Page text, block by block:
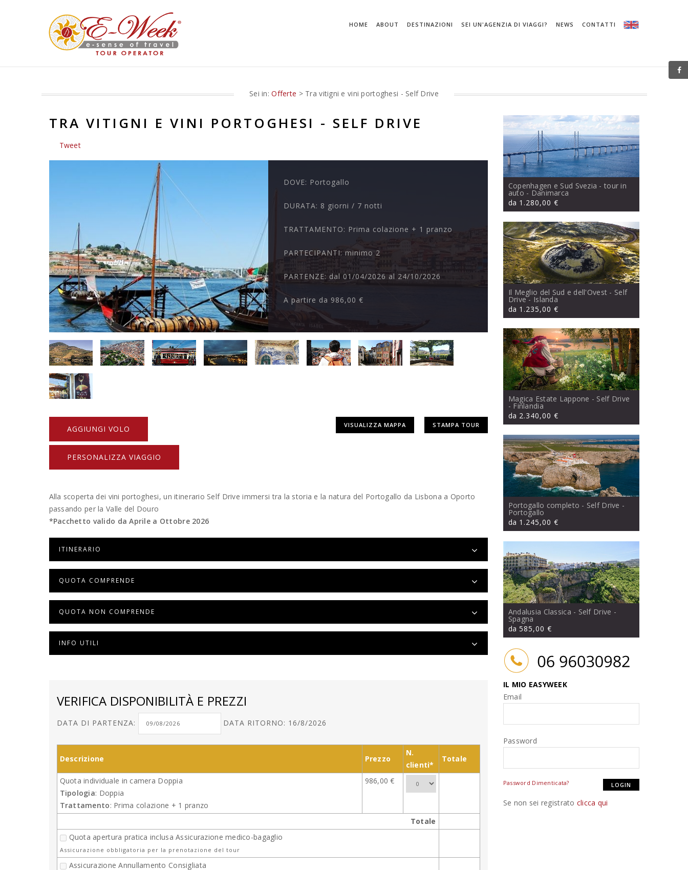
HOME ABOUT DESTINAZIONI SEI UN'AGENZIA DI VIAGGI? NEWS CONTATTI
Sei in:Offerte > Tra vitigni e vini portoghesi - Self Drive
TRA VITIGNI E VINI PORTOGHESI - SELF DRIVE
Tweet
DOVE: Portogallo
DURATA: 8 giorni / 7 notti
TRATTAMENTO: Prima colazione + 1 pranzo
PARTECIPANTI:minimo 2
PARTENZE:dal 01/04/2026 al 24/10/2026
A partire da 986,00 €
AGGIUNGI VOLO
PERSONALIZZA VIAGGIO
VISUALIZZA MAPPA STAMPA TOUR
Alla scoperta dei vini portoghesi, un itinerario Self Drive immersi tra la storia e la natura del Portogallo da Lisbona a Oporto
passando per la Valle del Douro
*Pacchetto valido da Aprile a Ottobre 2026
ITINERARIO
QUOTA COMPRENDE
QUOTA NON COMPRENDE
INFO UTILI
VERIFICA DISPONIBILITÀ E PREZZI
DATA DI PARTENZA: DATA RITORNO: 16/8/2026
Descrizione Prezzo
N.
clienti*
Totale
Quota individuale in camera Doppia
Tipologia: Doppia
Trattamento: Prima colazione + 1 pranzo
986,00 €
Totale
Quota apertura pratica inclusa Assicurazione medico-bagaglio
Assicurazione obbligatoria per la prenotazione del tour
Assicurazione Annullamento Consigliata
Copenhagen e Sud Svezia - tour in
auto - Danimarca
da 1.280,00 €
Il Meglio del Sud e dell'Ovest - Self
Drive- Islanda
da 1.235,00 €
Magica Estate Lappone - Self Drive
- Finlandia
da 2.340,00 €
Portogallo completo - Self Drive -
Portogallo
da 1.245,00 €
Andalusia Classica - Self Drive -
Spagna
da 585,00 €
IL MIO EASYWEEK
Email
Password
Password Dimenticata?
Se non sei registrato clicca qui